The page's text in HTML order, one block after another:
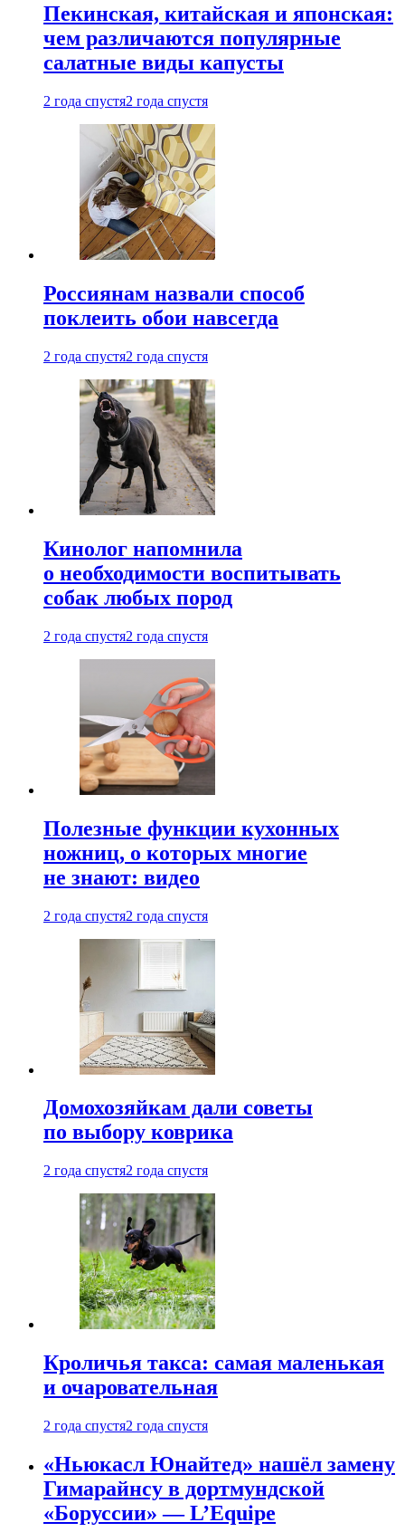
Пекинская, китайская и японская:
чем различаются популярные
салатные виды капусты
2 года спустя2 года спустя
Россиянам назвали способ
поклеить обои навсегда
2 года спустя2 года спустя
Кинолог напомнила
о необходимости воспитывать
собак любых пород
2 года спустя2 года спустя
Полезные функции кухонных
ножниц, о которых многие
не знают: видео
2 года спустя2 года спустя
Домохозяйкам дали советы
по выбору коврика
2 года спустя2 года спустя
Кроличья такса: самая маленькая
и очаровательная
2 года спустя2 года спустя
«Ньюкасл Юнайтед» нашёл замену
Гимарайнсу в дортмундской
«Боруссии» — L’Equipe